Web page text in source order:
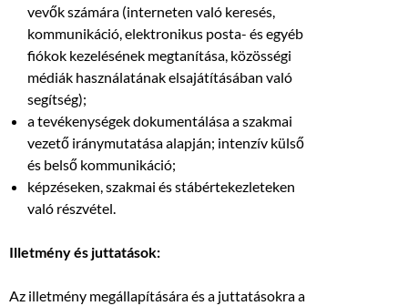
vevők számára (interneten való keresés,
kommunikáció, elektronikus posta- és egyéb
fiókok kezelésének megtanítása, közösségi
médiák használatának elsajátításában való
segítség);
a tevékenységek dokumentálása a szakmai
vezető iránymutatása alapján; intenzív külső
és belső kommunikáció;
képzéseken, szakmai és stábértekezleteken
való részvétel.
Illetmény és juttatások:
Az illetmény megállapítására és a juttatásokra a